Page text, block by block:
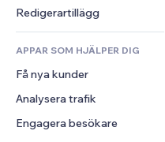
Mat och dryck
Kalkylatorer
Sök
Väder
Diagram och tabeller
Community
Omdömen och recensioner
CRM
Redigerartillägg
APPAR SOM HJÄLPER DIG
Få nya kunder
Analysera trafik
Engagera besökare